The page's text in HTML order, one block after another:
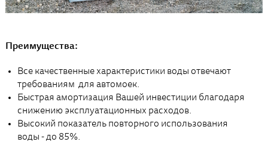
Преимущества:
Все качественные характеристики воды отвечают
требованиям для автомоек.
Быстрая амортизация Вашей инвестиции благодаря
снижению эксплуатационных расходов.
Высокий показатель повторного использования
воды - до 85%.